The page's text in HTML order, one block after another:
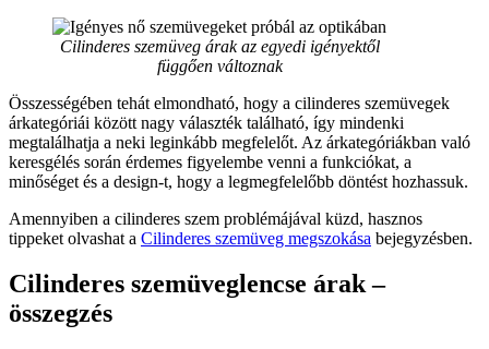
Cilinderes szemüveg árak az egyedi igényektől
függően változnak
Összességében tehát elmondható, hogy a cilinderes szemüvegek
árkategóriái között nagy választék található, így mindenki
megtalálhatja a neki leginkább megfelelőt. Az árkategóriákban való
keresgélés során érdemes figyelembe venni a funkciókat, a
minőséget és a design-t, hogy a legmegfelelőbb döntést hozhassuk.
Amennyiben a cilinderes szem problémájával küzd, hasznos
tippeket olvashat a Cilinderes szemüveg megszokása bejegyzésben.
Cilinderes szemüveglencse árak –
összegzés